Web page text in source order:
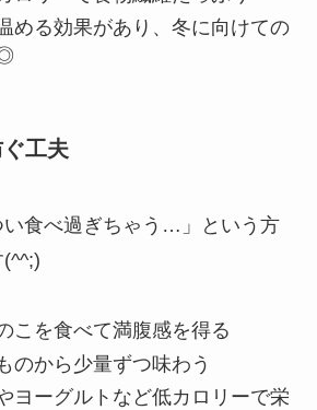
める効果があり、冬に向けての
工夫
い食べ過ぎちゃう…」という方
こを食べて満腹感を得る
のから少量ずつ味わう
ヨーグルトなど低カロリーで栄